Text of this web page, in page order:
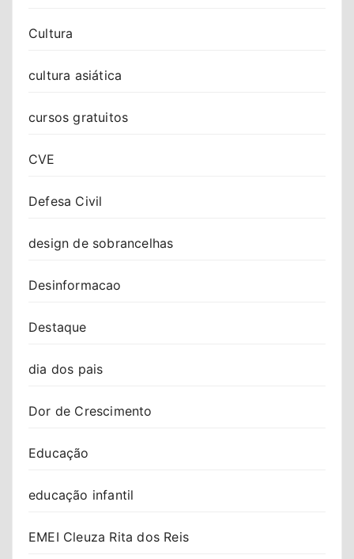
Cultura
cultura asiática
cursos gratuitos
CVE
Defesa Civil
design de sobrancelhas
Desinformacao
Destaque
dia dos pais
Dor de Crescimento
Educação
educação infantil
EMEI Cleuza Rita dos Reis